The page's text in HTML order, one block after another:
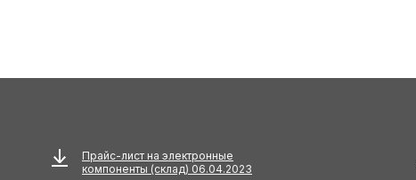
Прайс-лист на электронные
компоненты (склад) 06.04.2023